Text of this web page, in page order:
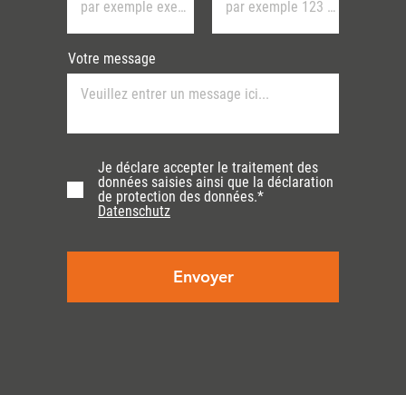
Je déclare accepter le traitement des
données saisies ainsi que la déclaration
de protection des données.*
Datenschutz
Votre message
Envoyer